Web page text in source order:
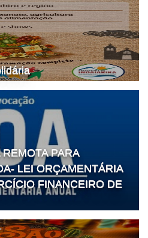
PARA
LEI ORÇAMENTÁRIA
FINANCEIRO DE